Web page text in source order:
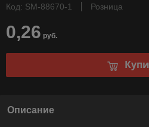
Код: SM-88670-1
Розница
0,26 руб.
Описание